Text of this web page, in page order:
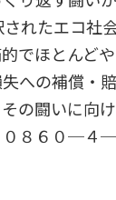
れたエコ社
でほとんど
への補償・
の闘いに向
８６０─４─